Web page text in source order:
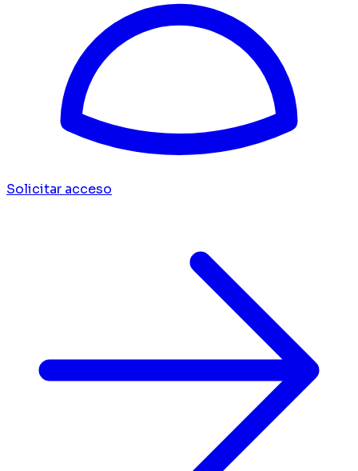
Solicitar acceso